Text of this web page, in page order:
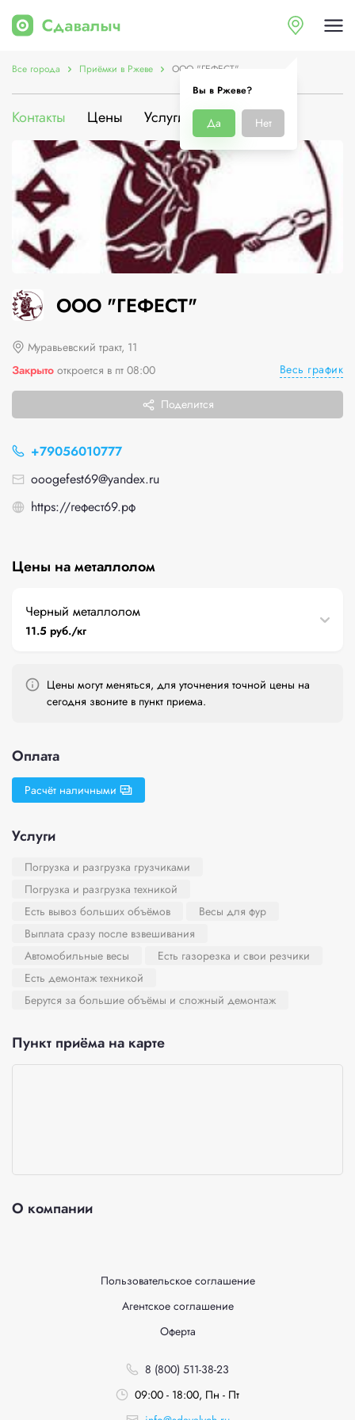
Вы в Ржеве?
Да Нет
Все города Приёмки в Ржеве ООО "ГЕФЕСТ"
Контакты Цены Услуги О компании
ООО "ГЕФЕСТ"
Муравьевский тракт, 11
Закрыто откроется в пт 08:00 Весь график
Поделится
+79056010777
ooogefest69@yandex.ru
https://гефест69.рф
Цены на металлолом
Черный металлолом
11.5 руб./кг
Цены могут меняться, для уточнения точной цены на
сегодня звоните в пункт приема.
Оплата
Расчёт наличными
Услуги
Погрузка и разгрузка грузчиками
Погрузка и разгрузка техникой
Есть вывоз больших объёмов
Весы для фур
Выплата сразу после взвешивания
Автомобильные весы
Есть газорезка и свои резчики
Есть демонтаж техникой
Берутся за большие объёмы и сложный демонтаж
Пункт приёма на карте
О компании
Пользовательское соглашение
Агентское соглашение
Оферта
8 (800) 511-38-23
09:00 - 18:00, Пн - Пт